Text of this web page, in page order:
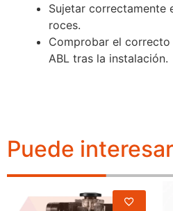
Sujetar correctamente
roces.
Comprobar el
ABL tras la instalación.
Puede